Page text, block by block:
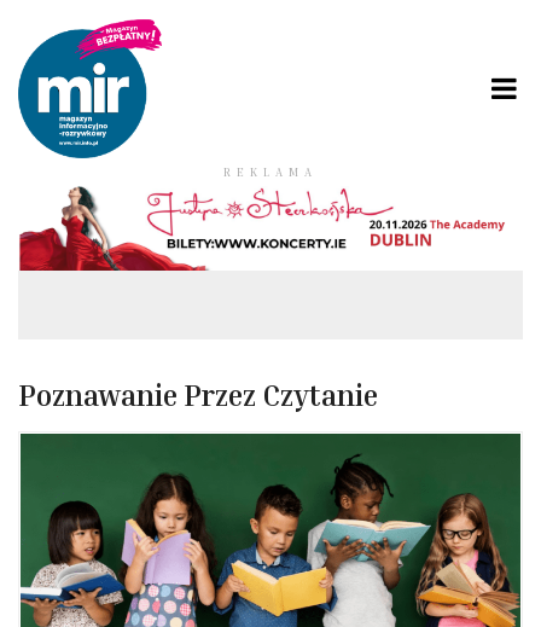
REKLAMA
Poznawanie Przez Czytanie